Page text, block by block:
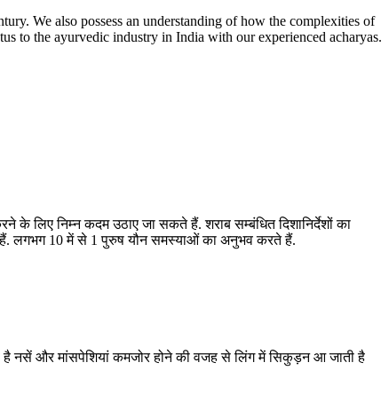
We also possess an understanding of how the complexities of
to the ayurvedic industry in India with our experienced acharyas.
लिए निम्न कदम उठाए जा सकते हैं. शराब सम्बंधित दिशानिर्देशों का
लगभग 10 में से 1 पुरुष यौन समस्याओं का अनुभव करते हैं.
है नसें और मांसपेशियां कमजोर होने की वजह से लिंग में सिकुड़न आ जाती है